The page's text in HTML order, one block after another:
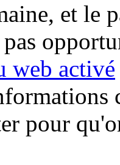
et le
web activé
pour